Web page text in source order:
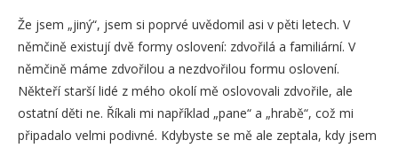
Že jsem „jiný“, jsem si poprvé uvědomil asi v pěti letech. V
němčině existují dvě formy oslovení: zdvořilá a familiární. V
němčině máme zdvořilou a nezdvořilou formu oslovení.
Někteří starší lidé z mého okolí mě oslovovali zdvořile, ale
ostatní děti ne. Říkali mi například „pane“ a „hrabě“, což mi
připadalo velmi podivné. Kdybyste se mě ale zeptala, kdy jsem